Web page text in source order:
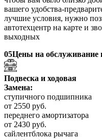
вашего удобства-
лучшие условия, нужно
автотехцентр на карте и
выходных
05Цены на обслуживание
Подвеска и ходовая
Замена:
ступичного подшипника
от 2550 руб.
переднего амортизатора
от 2430 руб.
сайлентблока рычага